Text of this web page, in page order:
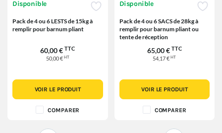
Disponible
Pack de 4 ou 6 LESTS de 15kg à
remplir pour barnum pliant
60,00 € TTC
50,00 € HT
VOIR LE PRODUIT
COMPARER
Disponible
Pack de 4 ou 6 SACS de 28kg à
remplir pour barnum pliant ou
tente de réception
65,00 € TTC
54,17 €HT
VOIR LE PRODUIT
COMPARER